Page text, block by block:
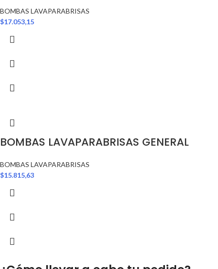
BOMBAS LAVAPARABRISAS
$17.053,15
BOMBAS LAVAPARABRISAS GENERAL
BOMBAS LAVAPARABRISAS
$15.815,63